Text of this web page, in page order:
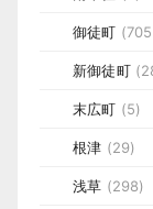
御徒町
新御徒町
末広町 (5)
根津 (29)
浅草 (298)